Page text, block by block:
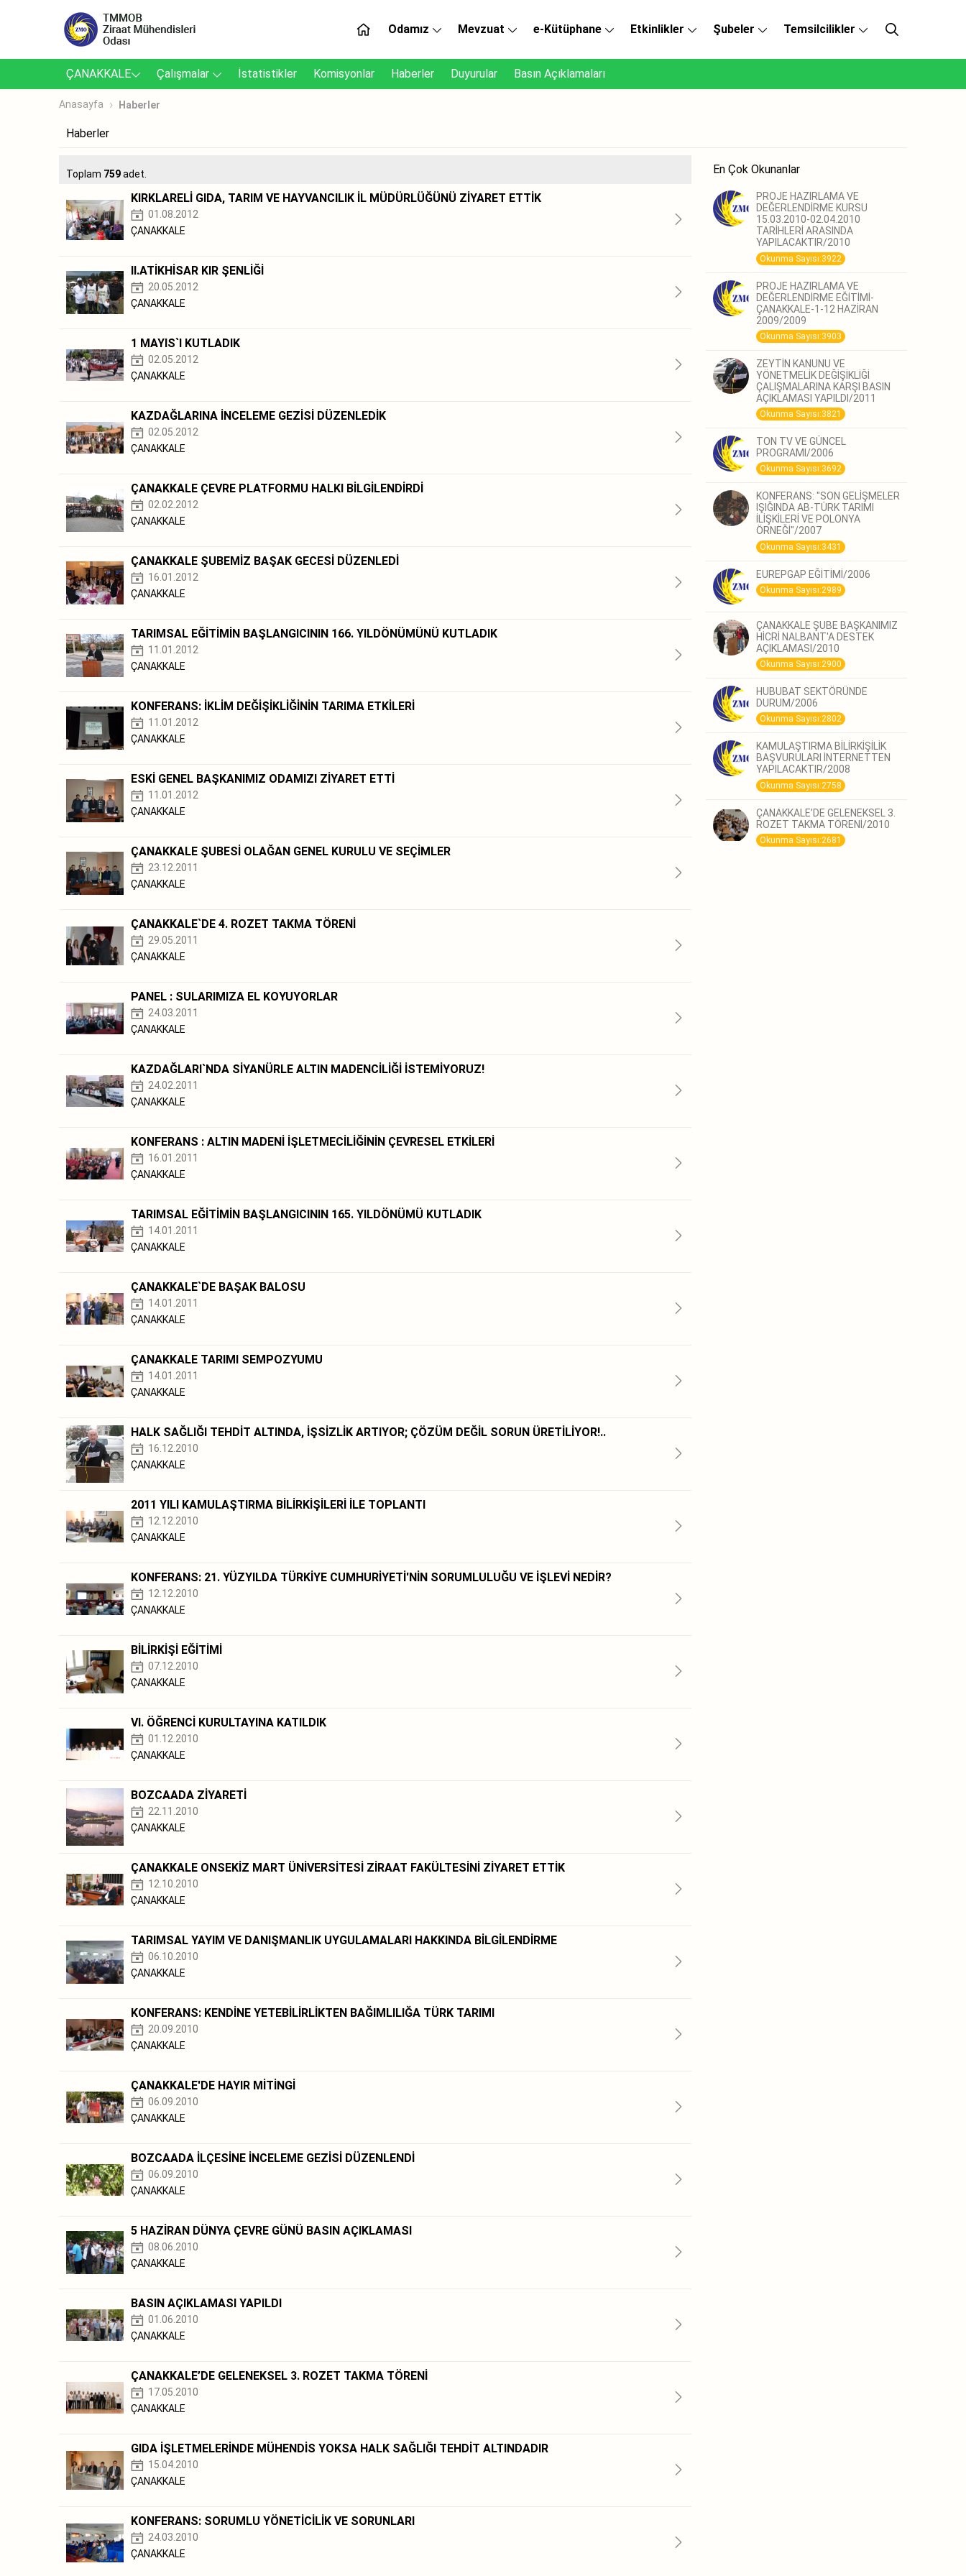
Odamız Mevzuat e-Kütüphane Etkinlikler Şubeler Temsilcilikler
ÇANAKKALE Çalışmalar İstatistikler Komisyonlar Haberler Duyurular Basın Açıklamaları
Anasayfa Haberler
Haberler
Toplam 759adet.
KIRKLARELİ GIDA, TARIM VE HAYVANCILIK İL MÜDÜRLÜĞÜNÜ ZİYARET ETTİK
01.08.2012
ÇANAKKALE
II.ATİKHİSAR KIR ŞENLİĞİ
20.05.2012
ÇANAKKALE
1 MAYIS`I KUTLADIK
02.05.2012
ÇANAKKALE
KAZDAĞLARINA İNCELEME GEZİSİ DÜZENLEDİK
02.05.2012
ÇANAKKALE
ÇANAKKALE ÇEVRE PLATFORMU HALKI BİLGİLENDİRDİ
02.02.2012
ÇANAKKALE
ÇANAKKALE ŞUBEMİZ BAŞAK GECESİ DÜZENLEDİ
16.01.2012
ÇANAKKALE
TARIMSAL EĞİTİMİN BAŞLANGICININ 166. YILDÖNÜMÜNÜ KUTLADIK
11.01.2012
ÇANAKKALE
KONFERANS: İKLİM DEĞİŞİKLİĞİNİN TARIMA ETKİLERİ
11.01.2012
ÇANAKKALE
ESKİ GENEL BAŞKANIMIZ ODAMIZI ZİYARET ETTİ
11.01.2012
ÇANAKKALE
ÇANAKKALE ŞUBESİ OLAĞAN GENEL KURULU VE SEÇİMLER
23.12.2011
ÇANAKKALE
ÇANAKKALE`DE 4. ROZET TAKMA TÖRENİ
29.05.2011
ÇANAKKALE
PANEL : SULARIMIZA EL KOYUYORLAR
24.03.2011
ÇANAKKALE
KAZDAĞLARI`NDA SİYANÜRLE ALTIN MADENCİLİĞİ İSTEMİYORUZ!
24.02.2011
ÇANAKKALE
KONFERANS : ALTIN MADENİ İŞLETMECİLİĞİNİN ÇEVRESEL ETKİLERİ
16.01.2011
ÇANAKKALE
TARIMSAL EĞİTİMİN BAŞLANGICININ 165. YILDÖNÜMÜ KUTLADIK
14.01.2011
ÇANAKKALE
ÇANAKKALE`DE BAŞAK BALOSU
14.01.2011
ÇANAKKALE
ÇANAKKALE TARIMI SEMPOZYUMU
14.01.2011
ÇANAKKALE
HALK SAĞLIĞI TEHDİT ALTINDA, İŞSİZLİK ARTIYOR; ÇÖZÜM DEĞİL SORUN ÜRETİLİYOR!..
16.12.2010
ÇANAKKALE
2011 YILI KAMULAŞTIRMA BİLİRKİŞİLERİ İLE TOPLANTI
12.12.2010
ÇANAKKALE
KONFERANS: 21. YÜZYILDA TÜRKİYE CUMHURİYETİ'NİN SORUMLULUĞU VE İŞLEVİ NEDİR?
12.12.2010
ÇANAKKALE
BİLİRKİŞİ EĞİTİMİ
07.12.2010
ÇANAKKALE
VI. ÖĞRENCİ KURULTAYINA KATILDIK
01.12.2010
ÇANAKKALE
BOZCAADA ZİYARETİ
22.11.2010
ÇANAKKALE
ÇANAKKALE ONSEKİZ MART ÜNİVERSİTESİ ZİRAAT FAKÜLTESİNİ ZİYARET ETTİK
12.10.2010
ÇANAKKALE
TARIMSAL YAYIM VE DANIŞMANLIK UYGULAMALARI HAKKINDA BİLGİLENDİRME
06.10.2010
ÇANAKKALE
KONFERANS: KENDİNE YETEBİLİRLİKTEN BAĞIMLILIĞA TÜRK TARIMI
20.09.2010
ÇANAKKALE
ÇANAKKALE'DE HAYIR MİTİNGİ
06.09.2010
ÇANAKKALE
BOZCAADA İLÇESİNE İNCELEME GEZİSİ DÜZENLENDİ
06.09.2010
ÇANAKKALE
5 HAZİRAN DÜNYA ÇEVRE GÜNÜ BASIN AÇIKLAMASI
08.06.2010
ÇANAKKALE
BASIN AÇIKLAMASI YAPILDI
01.06.2010
ÇANAKKALE
ÇANAKKALE’DE GELENEKSEL 3. ROZET TAKMA TÖRENİ
17.05.2010
ÇANAKKALE
GIDA İŞLETMELERİNDE MÜHENDİS YOKSA HALK SAĞLIĞI TEHDİT ALTINDADIR
15.04.2010
ÇANAKKALE
KONFERANS: SORUMLU YÖNETİCİLİK VE SORUNLARI
24.03.2010
ÇANAKKALE
En Çok Okunanlar
PROJE HAZIRLAMA VE
DEĞERLENDİRME KURSU
15.03.2010-02.04.2010
TARİHLERİ ARASINDA
YAPILACAKTIR/2010
Okunma Sayısı:3922
PROJE HAZIRLAMA VE
DEĞERLENDİRME EĞİTİMİ-
ÇANAKKALE-1-12 HAZİRAN
2009/2009
Okunma Sayısı:3903
ZEYTİN KANUNU VE
YÖNETMELİK DEĞİŞİKLİĞİ
ÇALIŞMALARINA KARŞI BASIN
AÇIKLAMASI YAPILDI/2011
Okunma Sayısı:3821
TON TV VE GÜNCEL
PROGRAMI/2006
Okunma Sayısı:3692
KONFERANS: "SON GELİŞMELER
IŞIĞINDA AB-TÜRK TARIMI
İLİŞKİLERİ VE POLONYA
ÖRNEĞİ"/2007
Okunma Sayısı:3431
EUREPGAP EĞİTİMİ/2006
Okunma Sayısı:2989
ÇANAKKALE ŞUBE BAŞKANIMIZ
HİCRİ NALBANT'A DESTEK
AÇIKLAMASI/2010
Okunma Sayısı:2900
HUBUBAT SEKTÖRÜNDE
DURUM/2006
Okunma Sayısı:2802
KAMULAŞTIRMA BİLİRKİŞİLİK
BAŞVURULARI İNTERNETTEN
YAPILACAKTIR/2008
Okunma Sayısı:2758
ÇANAKKALE’DE GELENEKSEL 3.
ROZET TAKMA TÖRENİ/2010
Okunma Sayısı:2681